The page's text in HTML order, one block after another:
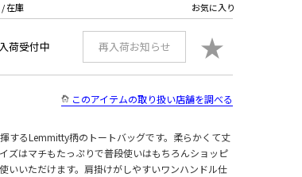
在庫 お気に入り
荷受付中 再入荷お知らせ ★
このアイテムの取り扱い店舗を調べる
するLemmitty柄のトートバッグです。柔らかくて丈
ズはマチもたっぷりで普段使いはもちろんショッピ
いいただけます。肩掛けがしやすいワンハンドル仕